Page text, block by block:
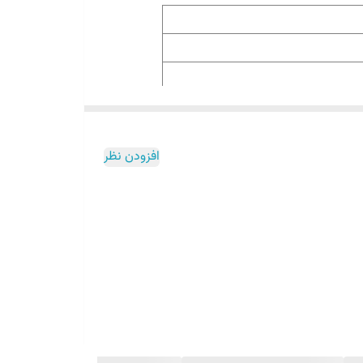
افزودن نظر